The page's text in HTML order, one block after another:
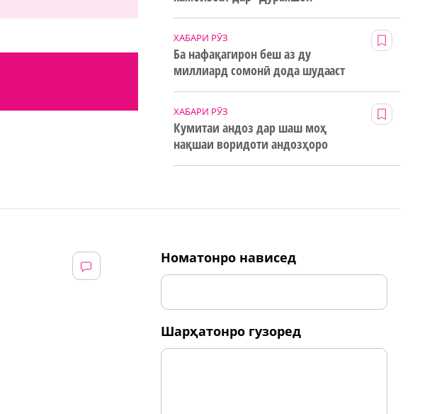
ХАБАРИ РӮЗ
Ба нафақагирон беш аз ду
миллиард сомонӣ дода шудааст
ХАБАРИ РӮЗ
Кумитаи андоз дар шаш моҳ
нақшаи воридоти андозҳоро
номатонро нависед
шарҳатонро гузоред